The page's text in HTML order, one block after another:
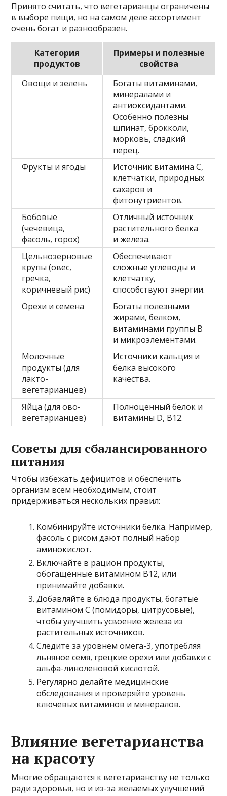
Принято считать, что вегетарианцы ограничены
в выборе пищи, но на самом деле ассортимент
очень богат и разнообразен.
Категория
продуктов
Примеры и полезные
свойства
Овощи и зелень
Богаты витаминами,
минералами и
антиоксидантами.
Особенно полезны
шпинат, брокколи,
морковь, сладкий
перец.
Фрукты и ягоды
Источник витамина C,
клетчатки, природных
сахаров и
фитонутриентов.
Бобовые
(чечевица,
фасоль, горох)
Отличный источник
растительного белка
и железа.
Цельнозерновые
крупы (овес,
гречка,
коричневый рис)
Обеспечивают
сложные углеводы и
клетчатку,
способствуют энергии.
Орехи и семена
Богаты полезными
жирами, белком,
витаминами группы B
и микроэлементами.
Молочные
продукты (для
лакто-
вегетарианцев)
Источники кальция и
белка высокого
качества.
Яйца (для ово-
вегетарианцев)
Полноценный белок и
витамины D, B12.
Советы для сбалансированного
питания
Чтобы избежать дефицитов и обеспечить
организм всем необходимым, стоит
придерживаться нескольких правил:
Комбинируйте источники белка. Например,
фасоль с рисом дают полный набор
аминокислот.
Включайте в рацион продукты,
обогащённые витамином B12, или
принимайте добавки.
Добавляйте в блюда продукты, богатые
витамином C (помидоры, цитрусовые),
чтобы улучшить усвоение железа из
растительных источников.
Следите за уровнем омега-3, употребляя
льняное семя, грецкие орехи или добавки с
альфа-линоленовой кислотой.
Регулярно делайте медицинские
обследования и проверяйте уровень
ключевых витаминов и минералов.
Влияние вегетарианства
на красоту
Многие обращаются к вегетарианству не только
ради здоровья, но и из-за желаемых улучшений